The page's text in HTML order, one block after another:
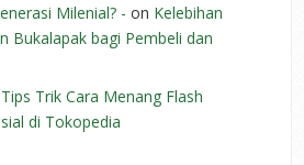
Milenial? - on Kelebihan
Bukalapak bagi Pembeli dan
Tips Trik Cara Menang Flash
di Tokopedia